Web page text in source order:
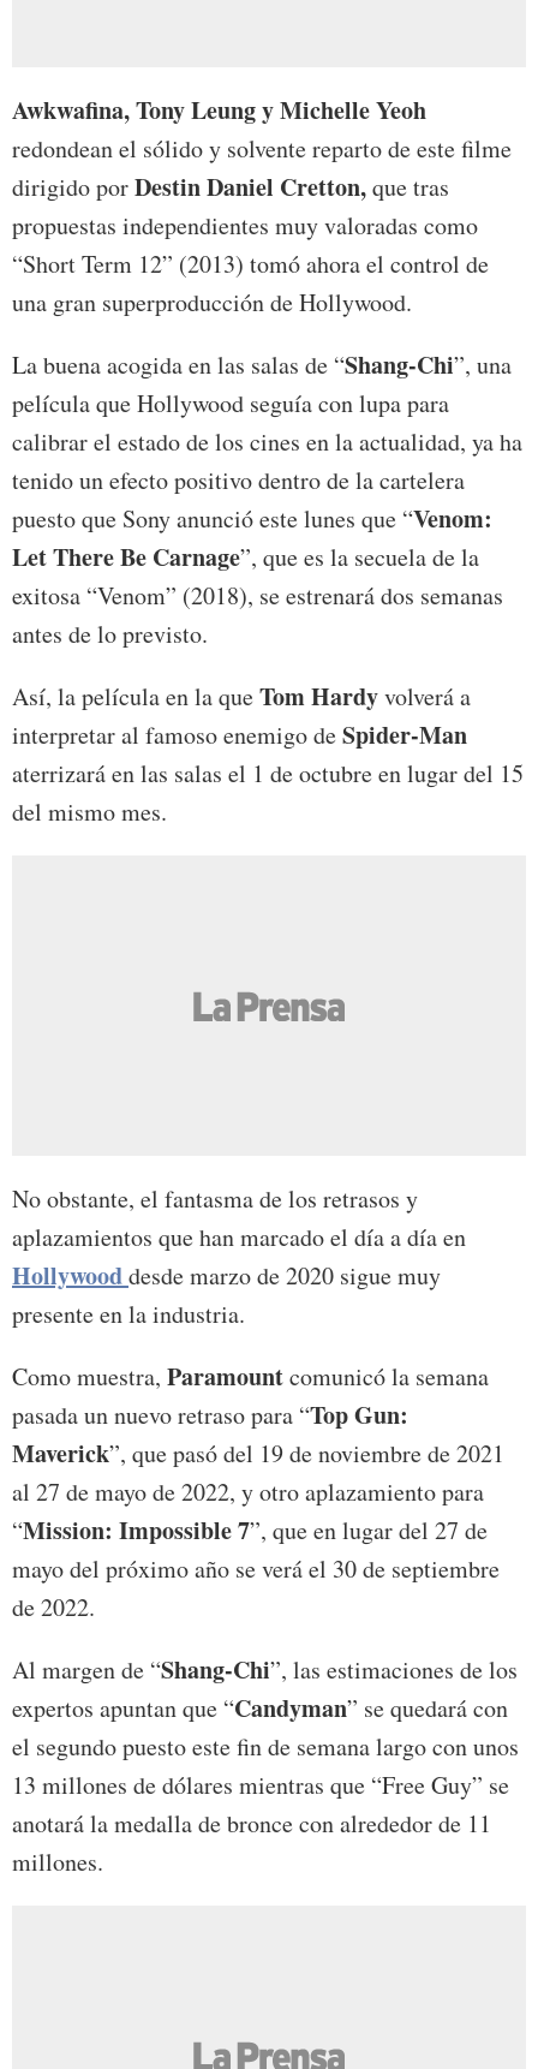
Awkwafina, Tony Leung y Michelle Yeoh
redondean el sólido y solvente reparto de este filme
dirigido porDestin Daniel Cretton,que tras
propuestas independientes muy valoradas como
“Short Term 12” (2013) tomó ahora el control de
una gran superproducción de Hollywood.
La buena acogida en las salas de “Shang-Chi”, una
película que Hollywood seguía con lupa para
calibrar el estado de los cines en la actualidad, ya ha
tenido un efecto positivo dentro de la cartelera
puesto que Sony anunció este lunes que “Venom:
Let There Be Carnage”, que es la secuela de la
exitosa “Venom” (2018), se estrenará dos semanas
antes de lo previsto.
Así, la película en la queTom Hardyvolverá a
interpretar al famoso enemigo deSpider-Man
aterrizará en las salas el 1 de octubre en lugar del 15
del mismo mes.
No obstante, el fantasma de los retrasos y
aplazamientos que han marcado el día a día en
Hollywooddesde marzo de 2020 sigue muy
presente en la industria.
Como muestra, Paramountcomunicó la semana
pasada un nuevo retraso para “Top Gun:
Maverick”, que pasó del 19 de noviembre de 2021
al 27 de mayo de 2022, y otro aplazamiento para
“Mission: Impossible 7”, que en lugar del 27 de
mayo del próximo año se verá el 30 de septiembre
de 2022.
Al margen de “Shang-Chi”, las estimaciones de los
expertos apuntan que “Candyman” se quedará con
el segundo puesto este fin de semana largo con unos
13 millones de dólares mientras que “Free Guy” se
anotará la medalla de bronce con alrededor de 11
millones.